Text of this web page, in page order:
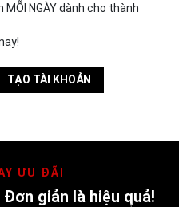
MỖI NGÀY dành cho thành
TẠO TÀI KHOẢN
ƯU ĐÃI
giản là hiệu quả!